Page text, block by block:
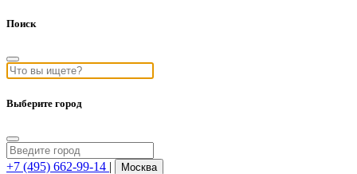
Поиск
Выберите город
+7 (495) 662-99-14 | Москва